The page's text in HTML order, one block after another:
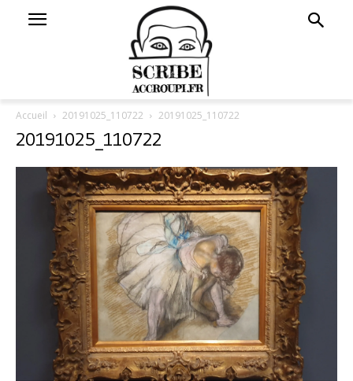
Accueil 20191025_110722 20191025_110722
20191025_110722